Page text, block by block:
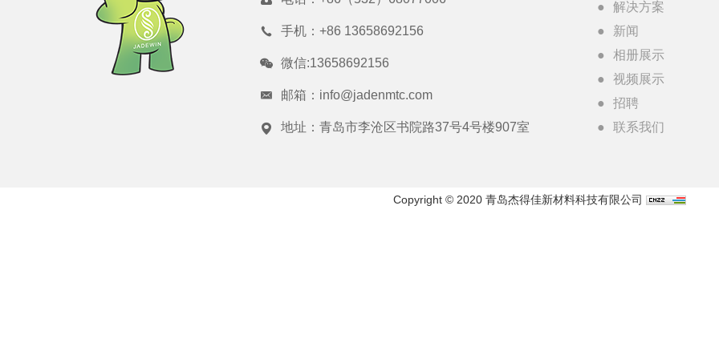
手机： +86 13658692156
微信:13658692156
邮箱： info@jadenmtc.com
地址：青岛市李沧区书院路37号4号楼907室
解决方案
新闻
相册展示
视频展示
招聘
联系我们
Copyright © 2020 青岛杰得佳新材料科技有限公司